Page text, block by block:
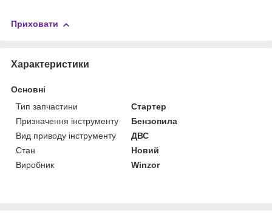
Приховати
Характеристики
Основні
Тип запчастини
Стартер
Призначення інструменту
Бензопила
Вид приводу інструменту
ДВС
Стан
Новий
Виробник
Winzor